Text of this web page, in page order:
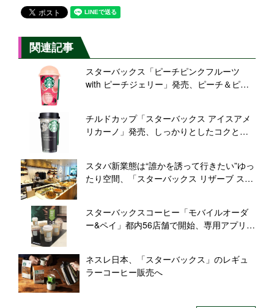
関連記事
スターバックス「ピーチピンクフルーツ
with ピーチジェリー」発売、ピーチ＆ピン
チルドカップ「スターバックス アイスアメ
リカーノ」発売、しっかりとしたコクと苦
スタバ新業態は“誰かを誘って行きたい”ゆっ
たり空間、「スターバックス リザーブ スト
スターバックスコーヒー「モバイルオーダ
ー&ペイ」都内56店舗で開始、専用アプリか
ネスレ日本、「スターバックス」のレギュ
ラーコーヒー販売へ